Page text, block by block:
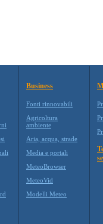
Business
Fonti rinnovabili
Agricoltura
ambiente
Aria, acqua, strade
Media e portali
MeteoBrowser
MeteoVid
Modelli Meteo